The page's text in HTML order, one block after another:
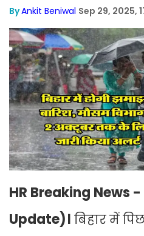
ByAnkit Beniwal Sep 29, 2025,
HR Breaking News
Update)। बिहार में